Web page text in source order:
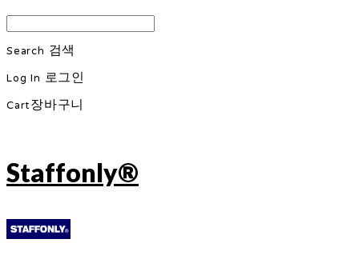
Search 검색
Log In 로그인
Cart장바구니
Staffonly®